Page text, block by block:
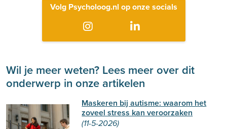
Volg Psycholoog.nl op onze socials
Wil je meer weten? Lees meer over dit
onderwerp in onze artikelen
Maskeren bij autisme: waarom het
zoveel stress kan veroorzaken
(11-5-2026)